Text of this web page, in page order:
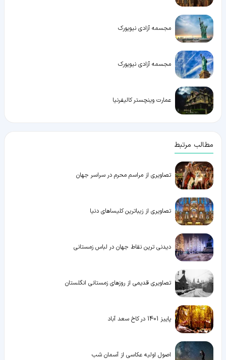
مجسمه آزادی نیویورک
مجسمه آزادی نیویورک
عمارت وینچستر کالیفرنیا
مطالب مرتبط
تصاویری از مراسم محرم در سراسر جهان
تصاویری از زیباترین کلیساهای دنیا
دیدنی ترین نقاط جهان در لباس زمستانی
تصاویری قدیمی از روزهای زمستانی انگلستان
پاییز 1401 در کاخ سعد آباد
اصول اولیه عکاسی از آسمان شب